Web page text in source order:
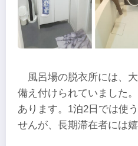
風呂場の脱衣所には、
備え付けられていました
あります。1泊2日では使
せんが、長期滞在者には